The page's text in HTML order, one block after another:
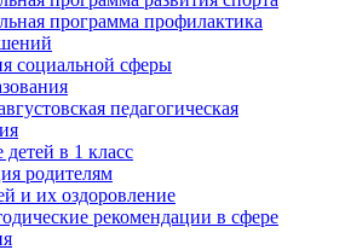
программа профилактика
социальной сферы
педагогическая
детей в 1 класс
родителям
и их оздоровление
рекомендации в сфере